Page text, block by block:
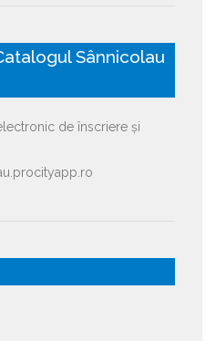
Sânnicolau
de înscriere și